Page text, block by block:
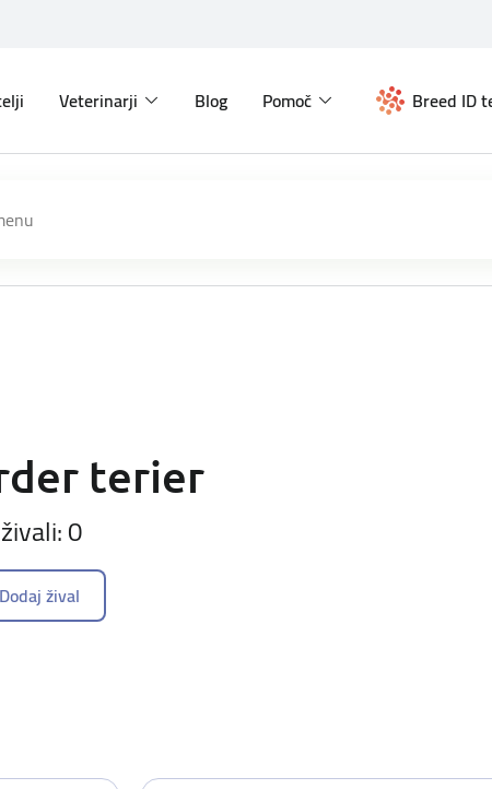
Veterinarji Blog Pomoč Breed ID
terier
0
Dodaj žival